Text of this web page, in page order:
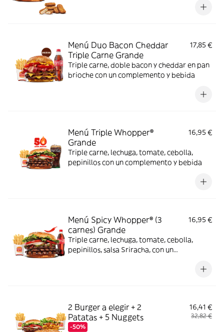
Menú Duo Bacon Cheddar
Triple Carne Grande
17,85 €
Triple carne, doble bacon y cheddar en pan
brioche con un complemento y bebida
Menú Triple Whopper®
Grande
16,95 €
Triple carne, lechuga, tomate, cebolla,
pepinillos con un complemento y bebida
Menú Spicy Whopper® (3
carnes) Grande
16,95 €
Triple carne, lechuga, tomate, cebolla,
pepinillos, salsa Sriracha, con un
2 Burger a elegir + 2
Patatas + 5 Nuggets
-50%
16,41 €
32,82 €